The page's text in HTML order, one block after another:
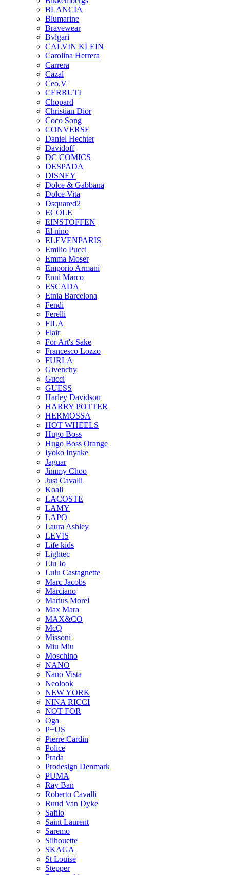
BLANCIA
Blumarine
Bravewear
Bvlgari
CALVIN KLEIN
Carolina Herrera
Carrera
Cazal
Ceo,V
CERRUTI
Chopard
Christian Dior
Coco Song
CONVERSE
Daniel Hechter
Davidoff
DC COMICS
DESPADA
DISNEY
Dolce & Gabbana
Dolce Vita
Dsquared2
ECOLE
EINSTOFFEN
El nino
ELEVENPARIS
Emilio Pucci
Emma Moser
Emporio Armani
Enni Marco
ESCADA
Etnia Barcelona
Fendi
Ferelli
FILA
Flair
For Art's Sake
Francesco Lozzo
FURLA
Givenchy
Gucci
GUESS
Harley Davidson
HARRY POTTER
HERMOSSA
HOT WHEELS
Hugo Boss
Hugo Boss Orange
Iyoko Inyake
Jaguar
Jimmy Choo
Just Cavalli
Koali
LACOSTE
LAMY
LAPO
Laura Ashley
LEVIS
Life kids
Lightec
Liu Jo
Lulu Castagnette
Marc Jacobs
Marciano
Marius Morel
Max Mara
MAX&CO
McQ
Missoni
Miu Miu
Moschino
NANO
Nano Vista
Neolook
NEW YORK
NINA RICCI
NOT FOR
Oga
P+US
Pierre Cardin
Police
Prada
Prodesign Denmark
PUMA
Ray Ban
Roberto Cavalli
Ruud Van Dyke
Safilo
Saint Laurent
Saremo
Silhouette
SKAGA
St Louise
Stepper